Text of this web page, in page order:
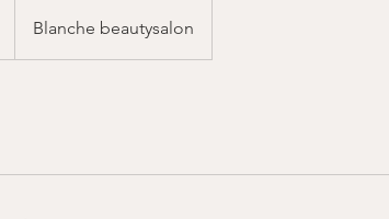
Blanche beautysalon